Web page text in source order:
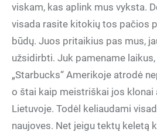
viskam, kas aplink mus vyksta.
visada rasite kitokių tos pačios
būdų. Juos pritaikius pas mus,
užsidirbti. Juk pamename
„Starbucks“ Amerikoje atrodė
o štai kaip meistriškai jos klonai
Lietuvoje. Todėl keliaudami
naujoves. Net jeigu tektų keletą